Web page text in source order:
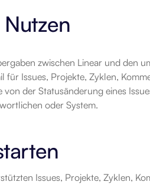
zwischen Linear und den
für Issues, Projekte, Zyklen,
von der Statusänderung eines
oder System.
Issues, Projekte, Zyklen,